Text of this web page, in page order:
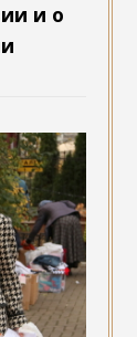
и о